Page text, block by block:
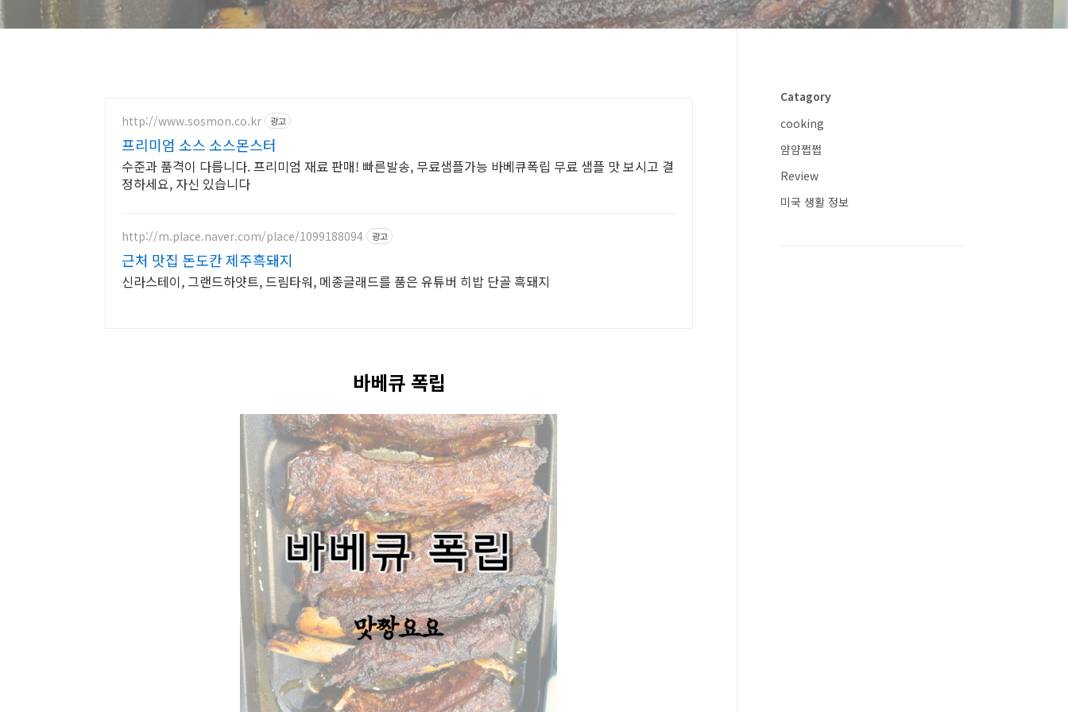
http://www.sosmon.co.kr 광고
프리미엄 소스 소스몬스터
수준과 품격이 다릅니다. 프리미엄 재료 판매! 빠른발송, 무료샘플가능 바베큐폭립 무료 샘플 맛 보시고 결
정하세요, 자신 있습니다
http://m.place.naver.com/place/1099188094 광고
근처 맛집 돈도칸 제주흑돼지
신라스테이, 그랜드하얏트, 드림타워, 메종글래드를 품은 유튜버 히밥 단골 흑돼지
바베큐 폭립
Catagory
cooking
얌얌쩝쩝
Review
미국 생활 정보